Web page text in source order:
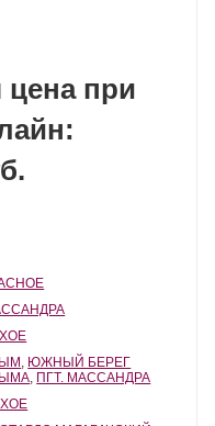
при
ЮЖНЫЙ БЕРЕГ
ПГТ. МАССАНДРА